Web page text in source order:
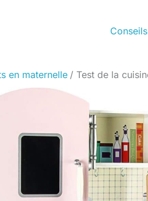
Conseils
en maternelle Test de la